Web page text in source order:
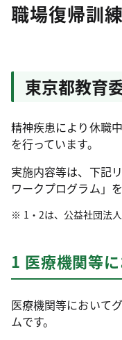
職場復帰訓練
東京都教育
精神疾患により休職
を行っています。
実施内容等は、下記
ワークプログラム」
1・2は、公益社団法
1 医療機関等
医療機関等において
ムです。